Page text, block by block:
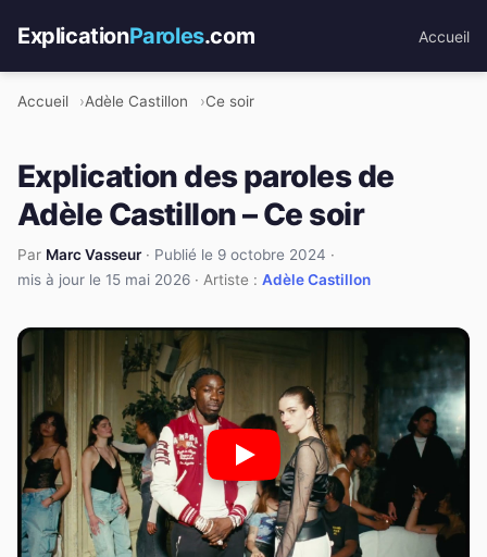
ExplicationParoles.com Accueil
Accueil Adèle Castillon Ce soir
Explication des paroles de
Adèle Castillon – Ce soir
Par Marc Vasseur· Publié le 9 octobre 2024 ·
mis à jour le 15 mai 2026 · Artiste : Adèle Castillon